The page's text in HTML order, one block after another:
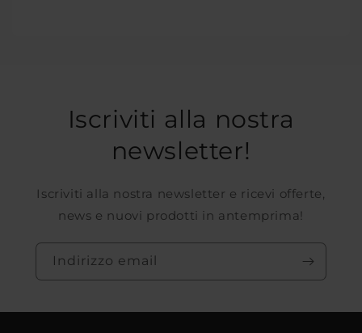
Iscriviti alla nostra
newsletter!
Iscriviti alla nostra newsletter e ricevi offerte,
news e nuovi prodotti in antemprima!
Indirizzo email